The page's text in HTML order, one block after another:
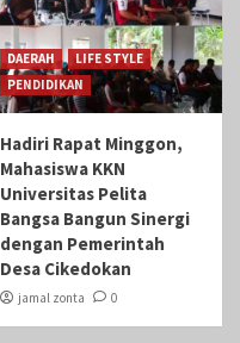
DAERAH
LIFE STYLE
PENDIDIKAN
Hadiri Rapat Minggon,
Mahasiswa KKN
Universitas Pelita
Bangsa Bangun Sinergi
dengan Pemerintah
Desa Cikedokan
jamal zonta 0